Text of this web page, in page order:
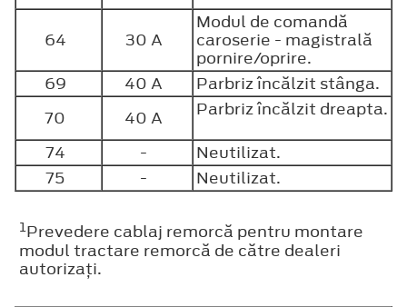
64 30 A
Modul de comandă
caroserie - magistrală
pornire/oprire.
69
40 A
Parbriz încălzit stânga.
70
40 A
Parbriz încălzit dreapta.
74
-
Neutilizat.
75
- Neutilizat.
1Prevedere cablaj remorcă pentru montare
modul tractare remorcă de către dealeri
autorizaţi.